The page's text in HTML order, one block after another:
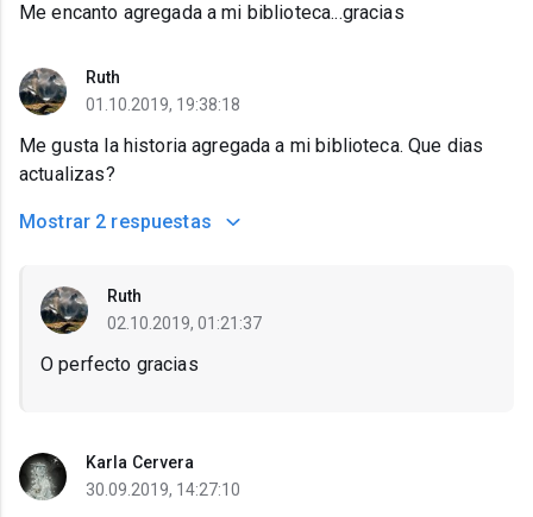
Me encanto agregada a mi biblioteca...gracias
Ruth
01.10.2019, 19:38:18
Me gusta la historia agregada a mi biblioteca. Que dias
actualizas?
Mostrar 2 respuestas
Ruth
02.10.2019, 01:21:37
O perfecto gracias
Karla Cervera
30.09.2019, 14:27:10